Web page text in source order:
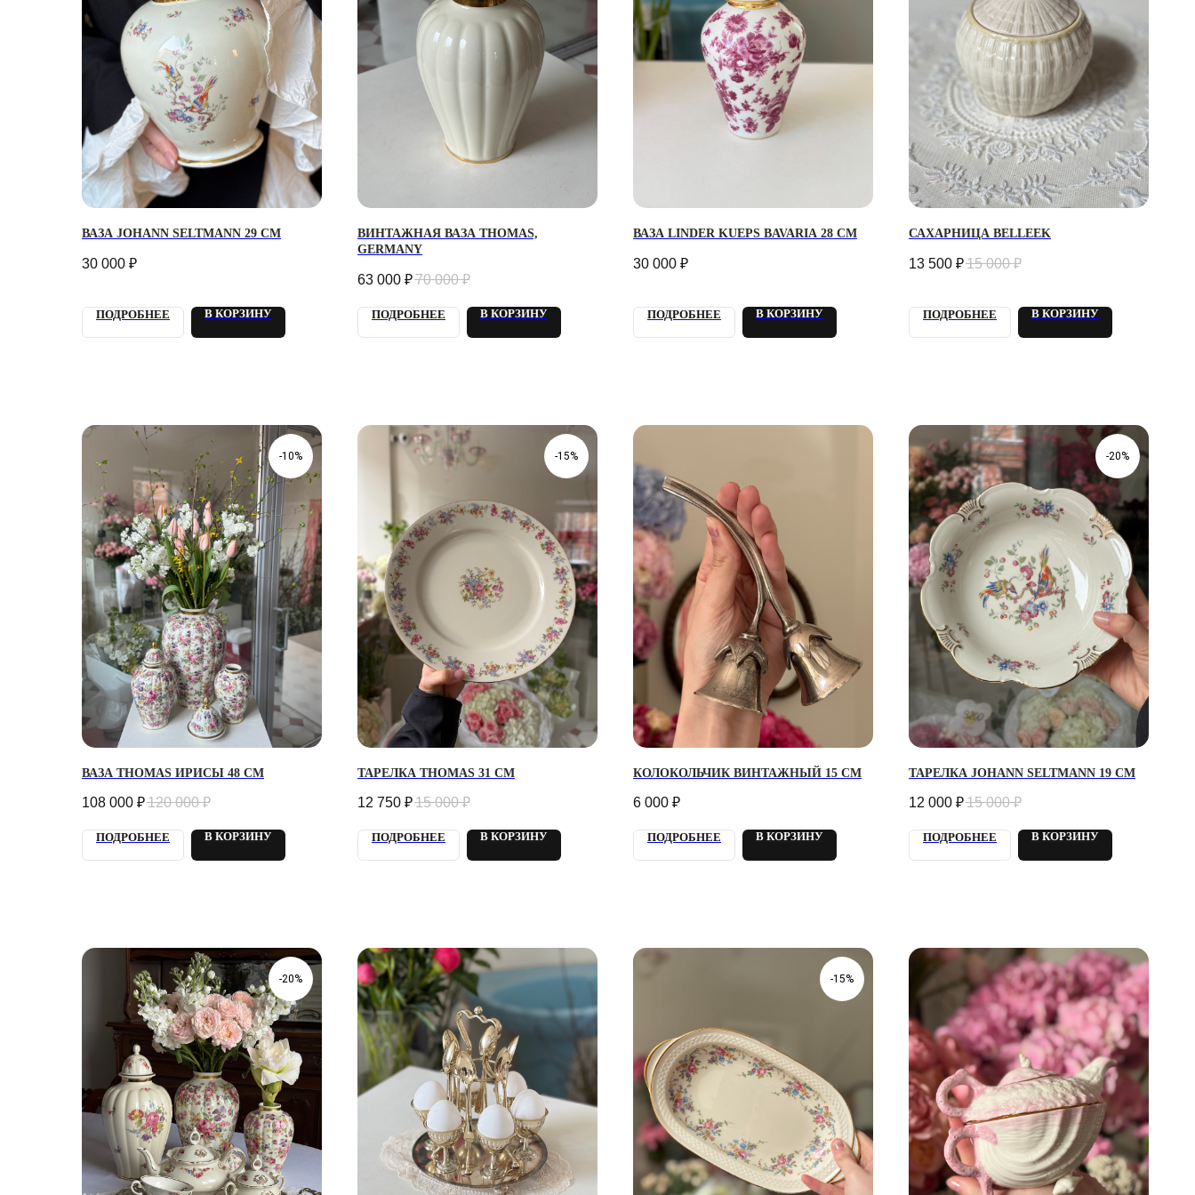
ВАЗА JOHANN SELTMANN 29 СМ
30 000 ₽
ПОДРОБНЕЕ В КОРЗИНУ
ВИНТАЖНАЯ ВАЗА THOMAS,
GERMANY
63 000 ₽70 000 ₽
ПОДРОБНЕЕ В КОРЗИНУ
ВАЗА LINDER KUEPS BAVARIA 28 СМ
30 000 ₽
ПОДРОБНЕЕ В КОРЗИНУ
САХАРНИЦА BELLEEK
13 500 ₽15 000 ₽
ПОДРОБНЕЕ В КОРЗИНУ
-10%
ВАЗА THOMAS ИРИСЫ 48 СМ
108 000 ₽120 000 ₽
ПОДРОБНЕЕ В КОРЗИНУ
-15%
ТАРЕЛКА THOMAS 31 СМ
12 750 ₽15 000 ₽
ПОДРОБНЕЕ В КОРЗИНУ
КОЛОКОЛЬЧИК ВИНТАЖНЫЙ 15 СМ
6 000 ₽
ПОДРОБНЕЕ В КОРЗИНУ
-20%
ТАРЕЛКА JOHANN SELTMANN 19 СМ
12 000 ₽15 000 ₽
ПОДРОБНЕЕ В КОРЗИНУ
-20% -15%